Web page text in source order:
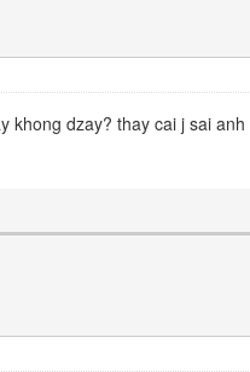
khong dzay? thay cai j sai